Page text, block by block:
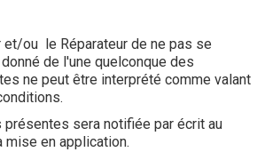
et/ou le Réparateur de ne pas se
de l'une quelconque des
ne peut être interprété comme valant
sera notifiée par écrit au
mise en application.